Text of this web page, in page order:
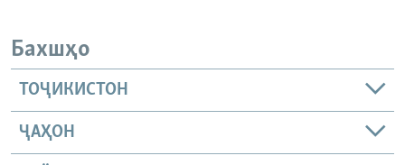
Бахшҳо
ТОҶИКИСТОН
ҶАҲОН